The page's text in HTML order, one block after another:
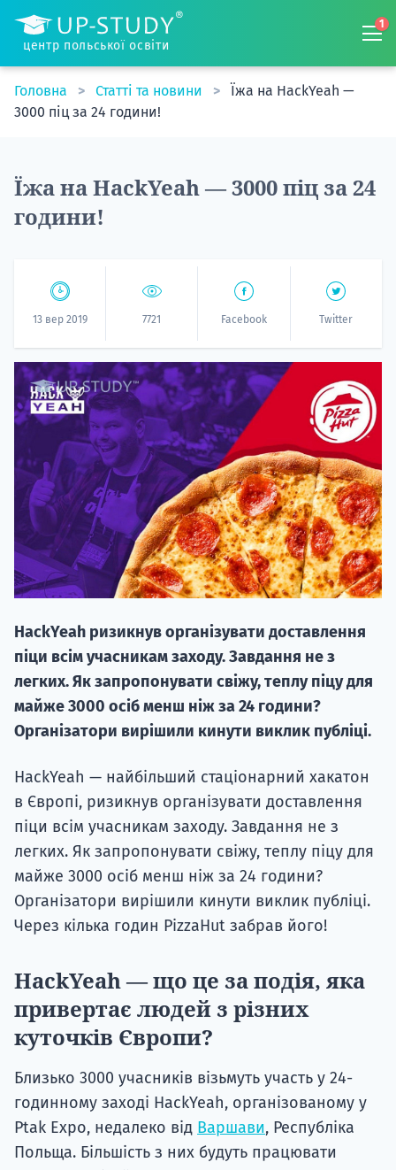
центр польської освіти
1
Головна Статті та новини
Їжа на HackYeah —
3000 піц за 24 години!
Їжа на HackYeah — 3000 піц за 24
години!
13 вер 2019 7721 Facebook Twitter
HackYeah ризикнув організувати доставлення
піци всім учасникам заходу. Завдання не з
легких. Як запропонувати свіжу, теплу піцу для
майже 3000 осіб менш ніж за 24 години?
Організатори вирішили кинути виклик публіці.
HackYeah — найбільший стаціонарний хакатон
в Європі, ризикнув організувати доставлення
піци всім учасникам заходу. Завдання не з
легких. Як запропонувати свіжу, теплу піцу для
майже 3000 осіб менш ніж за 24 години?
Організатори вирішили кинути виклик публіці.
Через кілька годин PizzaHut забрав його!
HackYeah — що це за подія, яка
привертає людей з різних
куточків Європи?
Близько 3000 учасників візьмуть участь у 24-
годинному заході HackYeah, організованому у
Ptak Expo, недалеко від Варшави, Республіка
Польща. Більшість з них будуть працювати
НАБІР
вступ на